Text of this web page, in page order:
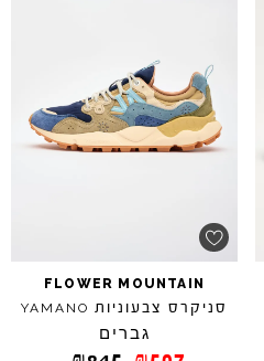
FLOWER MOUNTAIN
סניקרס צבעוניות YAMANO
גברים